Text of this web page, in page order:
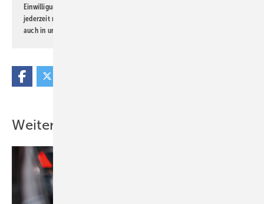
Einwilligung kann ich jederzeit widerrufen und eine Abmeldung ist
jederzeit möglich. Informationen zum Umgang mit Daten finden Sie
auch in unserer
Weitere Inhalte